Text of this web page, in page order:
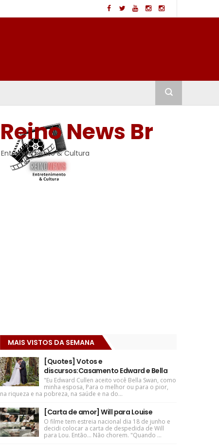
Reino News Br
Entretenimento & Cultura
MAIS VISTOS DA SEMANA
[Quotes] Votos e
discursos:Casamento Edward e Bella
"Eu Edward Cullen aceito você Bella Swan, como
minha esposa, Para o melhor ou para o pior,
na riqueza e na pobreza, na saúde e na do...
[Carta de amor] Will para Louise
O filme tem estreia nacional dia 18 de junho e
decidi colocar a carta de despedida de Will
para Lou. Então... Não chorem. "Quando ...